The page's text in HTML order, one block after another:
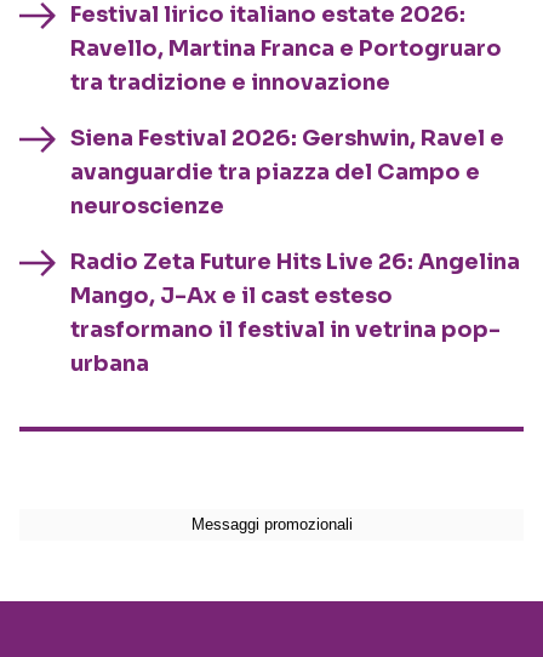
Festival lirico italiano estate 2026:
Ravello, Martina Franca e Portogruaro
tra tradizione e innovazione
Siena Festival 2026: Gershwin, Ravel e
avanguardie tra piazza del Campo e
neuroscienze
Radio Zeta Future Hits Live 26: Angelina
Mango, J-Ax e il cast esteso
trasformano il festival in vetrina pop-
urbana